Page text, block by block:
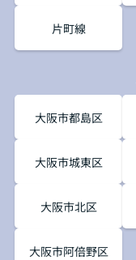
片町線
大阪市都島区
大阪市城東区
大阪市北区
大阪市阿倍野区